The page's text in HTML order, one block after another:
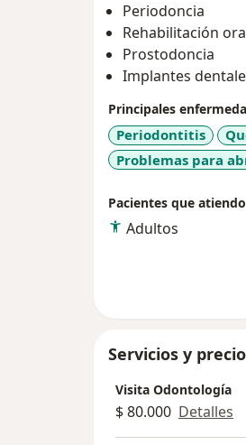
Periodoncia
Rehabilitación
Prostodoncia
Implantes
Principales
Periodontitis
Problemas para
Pacientes que atiendo
Adultos
Servicios y
Visita Odontología
$ 80.000 Detalles